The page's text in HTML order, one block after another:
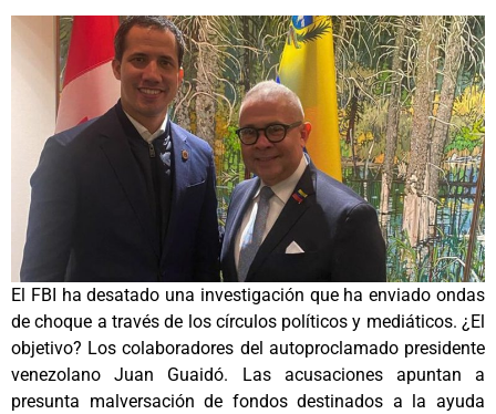
El FBI ha desatado una investigación que ha enviado ondas
de choque a través de los círculos políticos y mediáticos. ¿El
objetivo? Los colaboradores del autoproclamado presidente
venezolano Juan Guaidó. Las acusaciones apuntan a
presunta malversación de fondos destinados a la ayuda